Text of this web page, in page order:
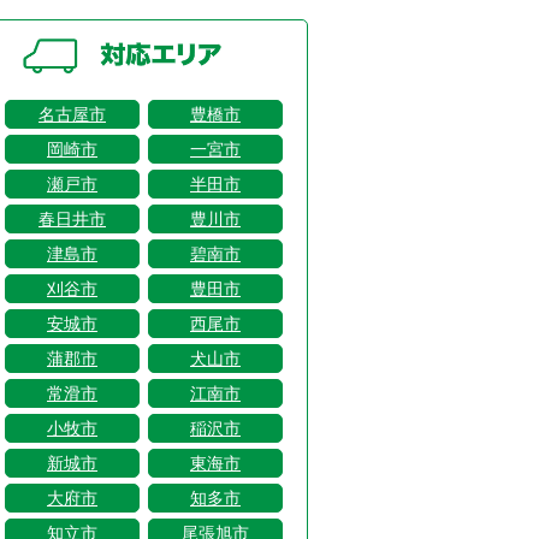
名古屋市
豊橋市
岡崎市
一宮市
瀬戸市
半田市
春日井市
豊川市
津島市
碧南市
刈谷市
豊田市
安城市
西尾市
蒲郡市
犬山市
常滑市
江南市
小牧市
稲沢市
新城市
東海市
大府市
知多市
知立市
尾張旭市